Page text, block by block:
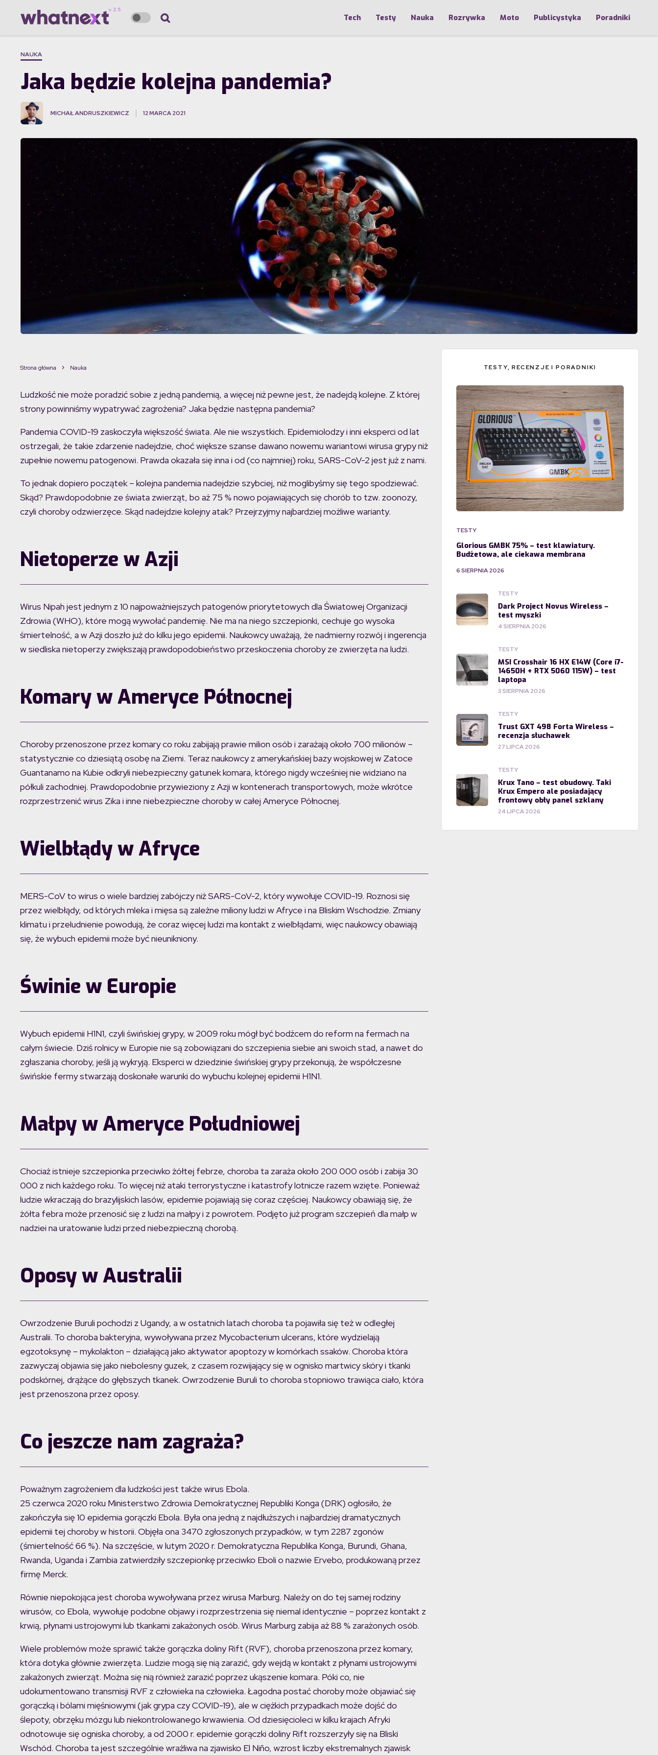
Tech Testy Nauka Rozrywka Moto Publicystyka Poradniki
NAUKA
Jaka będzie kolejna pandemia?
MICHAŁ ANDRUSZKIEWICZ 12 MARCA 2021
Jaka będzie kolejna pandemia? Bo że będzie jest niemal pewne
Strona główna Nauka
Ludzkość nie może poradzić sobie z jedną pandemią, a więcej niż pewne jest, że nadejdą kolejne. Z której
strony powinniśmy wypatrywać zagrożenia? Jaka będzie następna pandemia?
Pandemia COVID-19 zaskoczyła większość świata. Ale nie wszystkich. Epidemiolodzy i inni eksperci od lat
ostrzegali, że takie zdarzenie nadejdzie, choć większe szanse dawano nowemu wariantowi wirusa grypy niż
zupełnie nowemu patogenowi. Prawda okazała się inna i od (co najmniej) roku, SARS-CoV-2 jest już z nami.
To jednak dopiero początek – kolejna pandemia nadejdzie szybciej, niż moglibyśmy się tego spodziewać.
Skąd? Prawdopodobnie ze świata zwierząt, bo aż 75 % nowo pojawiających się chorób to tzw. zoonozy,
czyli choroby odzwierzęce. Skąd nadejdzie kolejny atak? Przejrzyjmy najbardziej możliwe warianty.
Nietoperze w Azji
Wirus Nipah jest jednym z 10 najpoważniejszych patogenów priorytetowych dla Światowej Organizacji
Zdrowia (WHO), które mogą wywołać pandemię. Nie ma na niego szczepionki, cechuje go wysoka
śmiertelność, a w Azji doszło już do kilku jego epidemii. Naukowcy uważają, że nadmierny rozwój i ingerencja
w siedliska nietoperzy zwiększają prawdopodobieństwo przeskoczenia choroby ze zwierzęta na ludzi.
Komary w Ameryce Północnej
Choroby przenoszone przez komary co roku zabijają prawie milion osób i zarażają około 700 milionów –
statystycznie co dziesiątą osobę na Ziemi. Teraz naukowcy z amerykańskiej bazy wojskowej w Zatoce
Guantanamo na Kubie odkryli niebezpieczny gatunek komara, którego nigdy wcześniej nie widziano na
półkuli zachodniej. Prawdopodobnie przywieziony z Azji w kontenerach transportowych, może wkrótce
rozprzestrzenić wirus Zika i inne niebezpieczne choroby w całej Ameryce Północnej.
Wielbłądy w Afryce
MERS-CoV to wirus o wiele bardziej zabójczy niż SARS-CoV-2, który wywołuje COVID-19. Roznosi się
przez wielbłądy, od których mleka i mięsa są zależne miliony ludzi w Afryce i na Bliskim Wschodzie. Zmiany
klimatu i przeludnienie powodują, że coraz więcej ludzi ma kontakt z wielbłądami, więc naukowcy obawiają
się, że wybuch epidemii może być nieunikniony.
Świnie w Europie
Wybuch epidemii H1N1, czyli świńskiej grypy, w 2009 roku mógł być bodźcem do reform na fermach na
całym świecie. Dziś rolnicy w Europie nie są zobowiązani do szczepienia siebie ani swoich stad, a nawet do
zgłaszania choroby, jeśli ją wykryją. Eksperci w dziedzinie świńskiej grypy przekonują, że współczesne
świńskie fermy stwarzają doskonałe warunki do wybuchu kolejnej epidemii H1N1.
Małpy w Ameryce Południowej
Chociaż istnieje szczepionka przeciwko żółtej febrze, choroba ta zaraża około 200 000 osób i zabija 30
000 z nich każdego roku. To więcej niż ataki terrorystyczne i katastrofy lotnicze razem wzięte. Ponieważ
ludzie wkraczają do brazylijskich lasów, epidemie pojawiają się coraz częściej. Naukowcy obawiają się, że
żółta febra może przenosić się z ludzi na małpy i z powrotem. Podjęto już program szczepień dla małp w
nadziei na uratowanie ludzi przed niebezpieczną chorobą.
Oposy w Australii
Owrzodzenie Buruli pochodzi z Ugandy, a w ostatnich latach choroba ta pojawiła się też w odległej
Australii. To choroba bakteryjna, wywoływana przez Mycobacterium ulcerans, które wydzielają
egzotoksynę – mykolakton – działającą jako aktywator apoptozy w komórkach ssaków. Choroba która
zazwyczaj objawia się jako niebolesny guzek, z czasem rozwijający się w ognisko martwicy skóry i tkanki
podskórnej, drążące do głębszych tkanek. Owrzodzenie Buruli to choroba stopniowo trawiąca ciało, która
jest przenoszona przez oposy.
Co jeszcze nam zagraża?
Poważnym zagrożeniem dla ludzkości jest także wirus Ebola.
25 czerwca 2020 roku Ministerstwo Zdrowia Demokratycznej Republiki Konga (DRK) ogłosiło, że
zakończyła się 10 epidemia gorączki Ebola. Była ona jedną z najdłuższych i najbardziej dramatycznych
epidemii tej choroby w historii. Objęła ona 3470 zgłoszonych przypadków, w tym 2287 zgonów
(śmiertelność 66 %). Na szczęście, w lutym 2020 r. Demokratyczna Republika Konga, Burundi, Ghana,
Rwanda, Uganda i Zambia zatwierdziły szczepionkę przeciwko Eboli o nazwie Ervebo, produkowaną przez
firmę Merck.
Równie niepokojąca jest choroba wywoływana przez wirusa Marburg. Należy on do tej samej rodziny
wirusów, co Ebola, wywołuje podobne objawy i rozprzestrzenia się niemal identycznie – poprzez kontakt z
krwią, płynami ustrojowymi lub tkankami zakażonych osób. Wirus Marburg zabija aż 88 % zarażonych osób.
Wiele problemów może sprawić także gorączka doliny Rift (RVF), choroba przenoszona przez komary,
która dotyka głównie zwierzęta. Ludzie mogą się nią zarazić, gdy wejdą w kontakt z płynami ustrojowymi
zakażonych zwierząt. Można się nią również zarazić poprzez ukąszenie komara. Póki co, nie
udokumentowano transmisji RVF z człowieka na człowieka. Łagodna postać choroby może objawiać się
gorączką i bólami mięśniowymi (jak grypa czy COVID-19), ale w ciężkich przypadkach może dojść do
ślepoty, obrzęku mózgu lub niekontrolowanego krwawienia. Od dziesięcioleci w kilku krajach Afryki
odnotowuje się ogniska choroby, a od 2000 r. epidemie gorączki doliny Rift rozszerzyły się na Bliski
Wschód. Choroba ta jest szczególnie wrażliwa na zjawisko El Niño, wzrost liczby ekstremalnych zjawisk
TESTY, RECENZJE I PORADNIKI
TESTY
Glorious GMBK 75% – test klawiatury.
Budżetowa, ale ciekawa membrana
6 SIERPNIA 2026
TESTY
Dark Project Novus Wireless –
test myszki
4 SIERPNIA 2026
TESTY
MSI Crosshair 16 HX E14W (Core i7-
14650H + RTX 5060 115W) – test
laptopa
3 SIERPNIA 2026
TESTY
Trust GXT 498 Forta Wireless –
recenzja słuchawek
27 LIPCA 2026
TESTY
Krux Tano – test obudowy. Taki
Krux Empero ale posiadający
frontowy obły panel szklany
24 LIPCA 2026